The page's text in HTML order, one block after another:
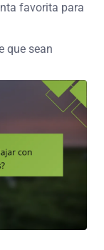
favorita para
que sean